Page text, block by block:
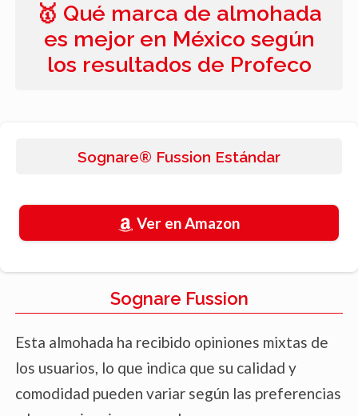
🥇 Qué marca de almohada
es mejor en México según
los resultados de Profeco
Sognare® Fussion Estándar
Ver en Amazon
Sognare Fussion
Esta almohada ha recibido opiniones mixtas de
los usuarios, lo que indica que su calidad y
comodidad pueden variar según las preferencias